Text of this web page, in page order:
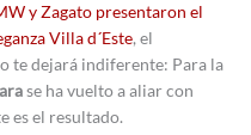
y Zagato presentaron el
Villa d´Este, el
te dejará indiferente: Para la
se ha vuelto a aliar con
es el resultado.